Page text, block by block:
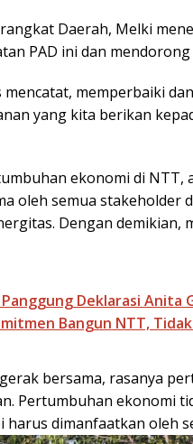
Daerah, Melki
PAD ini dan
mencatat, memperbaiki
yang kita berikan
ekonomi di NTT,
oleh semua stakeholder
Dengan demikian,
Panggung Deklarasi Anita
Bangun NTT,
bersama, rasanya
Pertumbuhan ekonomi
harus dimanfaatkan oleh